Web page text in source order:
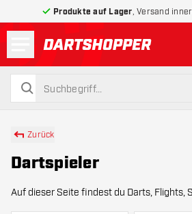
Produkte auf Lager , Versand
zurück zur Startseite
suchen
suchen
Zurück
Dartspieler
Auf dieser Seite findest du Darts, Flights,